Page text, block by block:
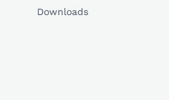
Downloads